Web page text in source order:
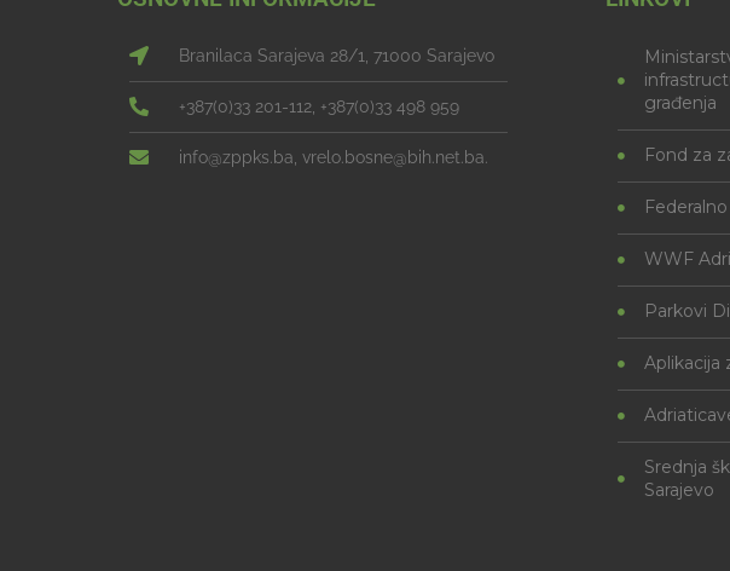
Branilaca Sarajeva 28/1, 71000 Sarajevo
+387(0)33 201-112, +387(0)33 498 959
info@zppks.ba, vrelo.bosne@bih.net.ba.
građenja
Fond za
WWF
Parkovi
Aplikacija
Srednja
Sarajevo